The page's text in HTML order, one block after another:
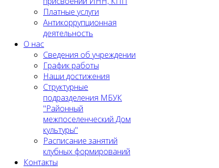
Платные услуги
Антикоррупционная
деятельность
О нас
Сведения об учреждении
График работы
Наши достижения
Структурные
подразделения МБУК
"Районный
межпоселенческий Дом
культуры"
Расписание занятий
клубных формирований
Контакты